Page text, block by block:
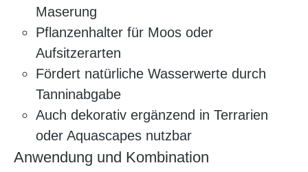
Maserung
Pflanzenhalter für Moos oder
Aufsitzerarten
Fördert natürliche Wasserwerte durch
Tanninabgabe
Auch dekorativ ergänzend in Terrarien
oder Aquascapes nutzbar
Anwendung und Kombination